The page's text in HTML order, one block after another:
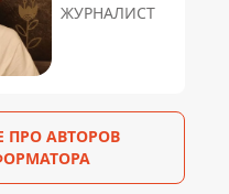
ЖУРНАЛИСТ
ПРО АВТОРОВ